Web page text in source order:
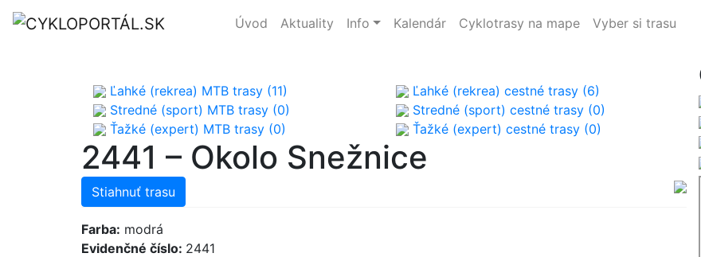
Úvod Aktuality Info Kalendár Cyklotrasy na mape Vyber si trasu
Ľahké (rekrea) MTB trasy (11)
Stredné (sport) MTB trasy (0)
Ťažké (expert) MTB trasy (0)
Ľahké (rekrea) cestné trasy (6)
Stredné (sport) cestné trasy (0)
Ťažké (expert) cestné trasy (0)
2441 – Okolo Snežnice
Stiahnuť trasu
Farba: modrá
Evidenčné číslo: 2441